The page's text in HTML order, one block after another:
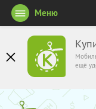
ещё
Меню